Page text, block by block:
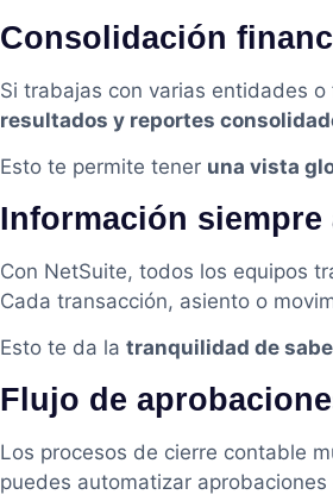
Consolidación
Si trabajas con varias entidades
resultados y reportes
Esto te permite tener una vista
Información
Con NetSuite, todos los equipos
Cada transacción, asiento o
Esto te da la tranquilidad de
Flujo de
Los procesos de cierre contable
puedes automatizar